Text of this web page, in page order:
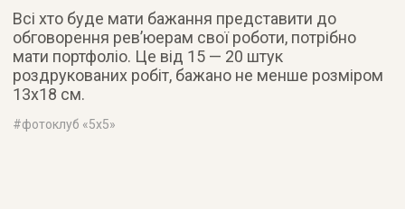
Всі хто буде мати бажання представити до
обговорення рев’юерам свої роботи, потрібно
мати портфоліо. Це від 15 — 20 штук
роздрукованих робіт, бажано не менше розміром
13х18 см.
#фотоклуб «5х5»